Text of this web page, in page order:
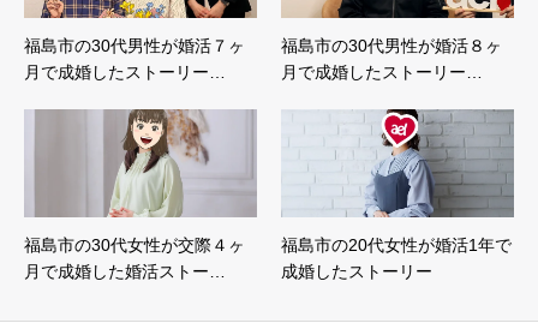
福島市の30代男性が婚活７ヶ
月で成婚したストーリー…
福島市の30代男性が婚活８ヶ
月で成婚したストーリー…
福島市の30代女性が交際４ヶ
月で成婚した婚活ストー…
福島市の20代女性が婚活1年で
成婚したストーリー